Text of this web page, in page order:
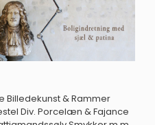
Billedekunst & Rammer
Div. Porcelæn & Fajance